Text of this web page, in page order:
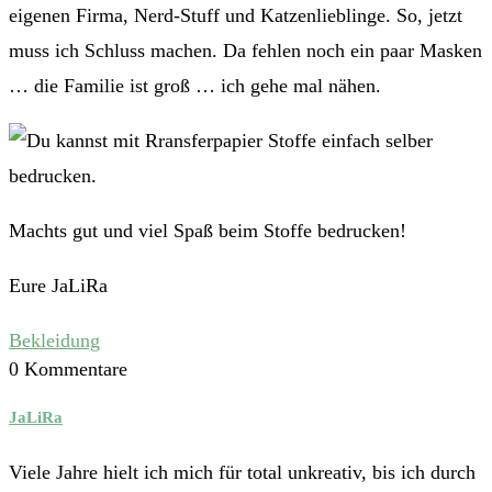
eigenen Firma, Nerd-Stuff und Katzenlieblinge. So, jetzt
muss ich Schluss machen. Da fehlen noch ein paar Masken
… die Familie ist groß … ich gehe mal nähen.
Machts gut und viel Spaß beim Stoffe bedrucken!
Eure JaLiRa
Bekleidung
0 Kommentare
JaLiRa
Viele Jahre hielt ich mich für total unkreativ, bis ich durch